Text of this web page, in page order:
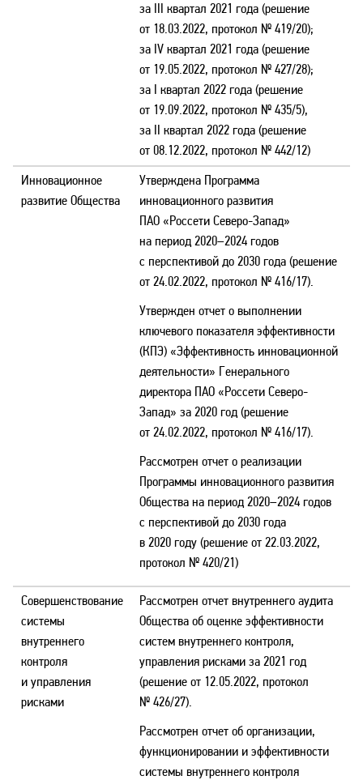
за III квартал 2021 года (решение
от 18.03.2022, протокол № 419/20);
за IV квартал 2021 года (решение
от 19.05.2022, протокол № 427/28);
за I квартал 2022 года (решение
от 19.09.2022, протокол № 435/5),
за II квартал 2022 года (решение
от 08.12.2022, протокол № 442/12)
Инновационное
развитие Общества
Утверждена Программа
инновационного развития
ПАО «Россети Северо-Запад»
на период 2020–2024 годов
с перспективой до 2030 года (решение
от 24.02.2022, протокол № 416/17).
Утвержден отчет о выполнении
ключевого показателя эффективности
(КПЭ) «Эффективность инновационной
деятельности» Генерального
директора ПАО «Россети Северо-
Запад» за 2020 год (решение
от 24.02.2022, протокол № 416/17).
Рассмотрен отчет о реализации
Программы инновационного развития
Общества на период 2020–2024 годов
с перспективой до 2030 года
в 2020 году (решение от 22.03.2022,
протокол № 420/21)
Совершенствование
системы
внутреннего
контроля
и управления
рисками
Рассмотрен отчет внутреннего аудита
Общества об оценке эффективности
систем внутреннего контроля,
управления рисками за 2021 год
(решение от 12.05.2022, протокол
№ 426/27).
Рассмотрен отчет об организации,
функционировании и эффективности
системы внутреннего контроля